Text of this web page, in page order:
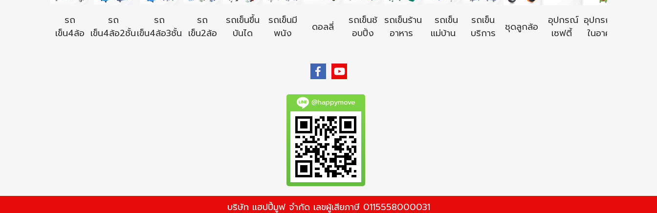
รถ
เข็น4ล้อ
รถ
เข็น4ล้อ2ชั้น
รถ
เข็น4ล้อ3ชั้น
รถ
เข็น2ล้อ
รถเข็นขึ้น
บันได
รถเข็นมี
พนัง
ดอลลี่
รถเข็นช้
อบปิ้ง
รถเข็นร้าน
อาหาร
รถเข็น
แม่บ้าน
รถเข็น
บริการ
ชุดลูกล้อ
อุปกรณ์
เซฟตี้
อุปกรณ์ใช้
ในอาคาร
@happymove
บริษัท แฮปปี้มูฟ จำกัด เลขผู้เสียภาษี 0115558000031